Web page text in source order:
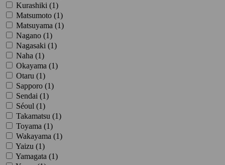
Kurashiki (1)
Matsumoto (1)
Matsuyama (1)
Nagano (1)
Nagasaki (1)
Naha (1)
Okayama (1)
Otaru (1)
Sapporo (1)
Sendai (1)
Séoul (1)
Takamatsu (1)
Toyama (1)
Wakayama (1)
Yaizu (1)
Yamagata (1)